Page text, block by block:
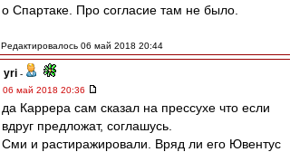
о Спартаке. Про согласие там не было.
Редактировалось 06 май 2018 20:44
yri -
06 май 2018 20:36
да Каррера сам сказал на прессухе что если
вдруг предложат, соглашусь.
Сми и растиражировали. Вряд ли его Ювентус